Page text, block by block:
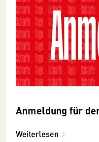
Anmeldung für
Weiterlesen